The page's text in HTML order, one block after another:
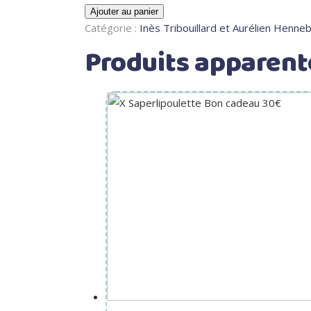
Ajouter au panier
Catégorie : Inès Tribouillard et Aurélien
Produits